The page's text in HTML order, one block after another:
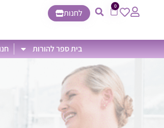
0
לחנות
בית ספר להורות